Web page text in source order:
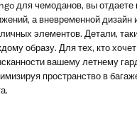
для чемоданов, вы
а вневременной дизайн
элементов. Детали,
образу. Для тех, кто
вашему летнему
пространство в